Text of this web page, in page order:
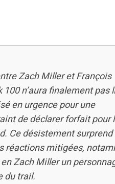
Zach Miller et François
100 n’aura finalement pas
en urgence pour une
de déclarer forfait pour
Ce désistement
réactions mitigées,
Zach Miller un
du trail.